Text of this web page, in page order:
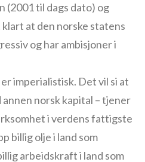
(2001 til dags dato) og
at den norske statens
og har ambisjoner i
imperialistisk. Det vil si at
annen norsk kapital – tjener
i verdens fattigste
billig olje i land som
arbeidskraft i land som